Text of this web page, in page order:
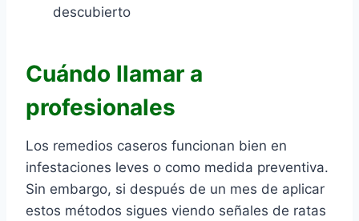
descubierto
Cuándo llamar a
profesionales
Los remedios caseros funcionan bien en
infestaciones leves o como medida preventiva.
Sin embargo, si después de un mes de aplicar
estos métodos sigues viendo señales de ratas